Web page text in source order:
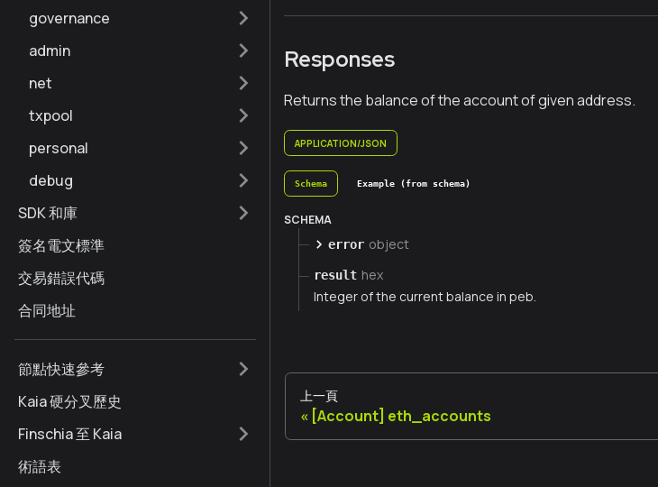
governance
admin
net
txpool
personal
debug
SDK 和庫
簽名電文標準
交易錯誤代碼
合同地址
節點快速參考
Kaia 硬分叉歷史
Finschia 至 Kaia
術語表
Responses
Returns the balance of the account of given address.
APPLICATION/JSON
Schema Example (from schema)
SCHEMA
error object
result hex
Integer of the current balance in peb.
上一頁
[Account] eth_accounts